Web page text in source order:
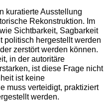
kuratierte Ausstellung
Rekonstruktion. Im
Sichtbarkeit, Sagbarkeit
politisch hergestellt werden
zerstört werden können.
in der autoritäre
ist diese Frage nicht
ist keine
muss verteidigt, praktiziert
werden.